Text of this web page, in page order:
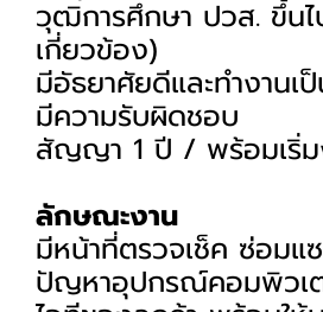
วุฒิการศึกษา ปวส. ขึ้นไ
เกี่ยวข้อง)
มีอัธยาศัยดีและทำงานเ
มีความรับผิดชอบ
สัญญา 1 ปี / พร้อมเริ่ม
ลักษณะงาน
มีหน้าที่ตรวจเช็ค ซ่อมแ
ปัญหาอุปกรณ์คอมพิวเ